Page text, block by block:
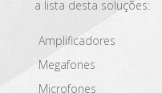
a lista desta soluções:
Amplificadores
Megafones
Microfones